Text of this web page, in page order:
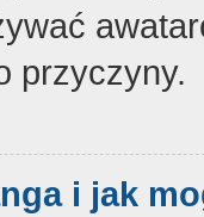
przyczyny.
i jak